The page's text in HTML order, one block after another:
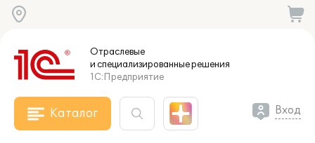
Отраслевые
и специализированныерешения
1С:Предприятие
Каталог Вход